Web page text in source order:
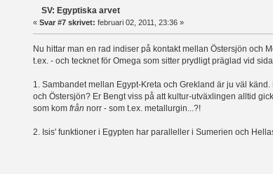
SV: Egyptiska arvet
« Svar #7 skrivet: februari 02, 2011, 23:36 »
Nu hittar man en rad indiser på kontakt mellan Östersjön och
t.ex. - och tecknet för Omega som sitter prydligt präglad vid
1. Sambandet mellan Egypt-Kreta och Grekland är ju väl
och Östersjön? Er Bengt viss på att kultur-utväxlingen alltid
som kom från norr - som t.ex. metallurgin...?!
2. Isis' funktioner i Egypten har paralleller i Sumerien och